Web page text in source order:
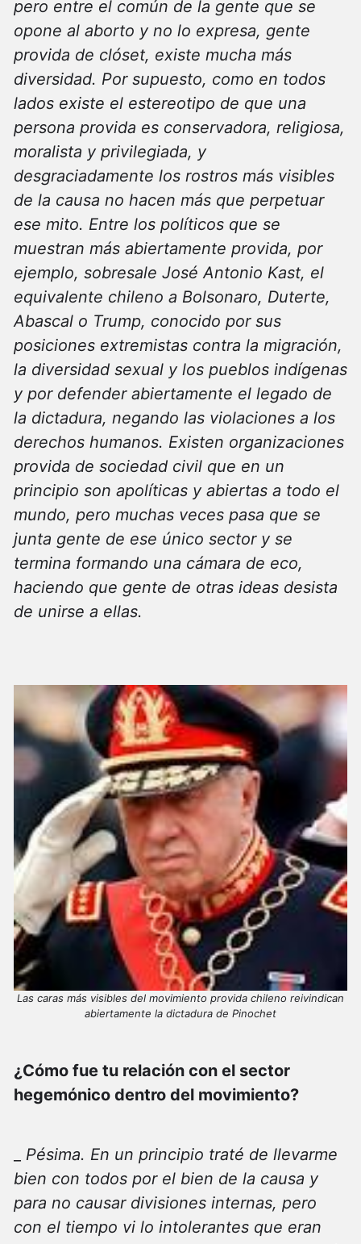
pero entre el común de la gente que se
opone al aborto y no lo expresa, gente
provida de clóset, existe mucha más
diversidad. Por supuesto, como en todos
lados existe el estereotipo de que una
persona provida es conservadora, religiosa,
moralista y privilegiada, y
desgraciadamente los rostros más visibles
de la causa no hacen más que perpetuar
ese mito. Entre los políticos que se
muestran más abiertamente provida, por
ejemplo, sobresale José Antonio Kast, el
equivalente chileno a Bolsonaro, Duterte,
Abascal o Trump, conocido por sus
posiciones extremistas contra la migración,
la diversidad sexual y los pueblos indígenas
y por defender abiertamente el legado de
la dictadura, negando las violaciones a los
derechos humanos. Existen organizaciones
provida de sociedad civil que en un
principio son apolíticas y abiertas a todo el
mundo, pero muchas veces pasa que se
junta gente de ese único sector y se
termina formando una cámara de eco,
haciendo que gente de otras ideas desista
de unirse a ellas.
Las caras más visibles del movimiento provida chileno reivindican
abiertamente la dictadura de Pinochet
¿Cómo fue tu relación con el sector
hegemónico dentro del movimiento?
Pésima. En un principio traté de llevarme
bien con todos por el bien de la causa y
para no causar divisiones internas, pero
con el tiempo vi lo intolerantes que eran